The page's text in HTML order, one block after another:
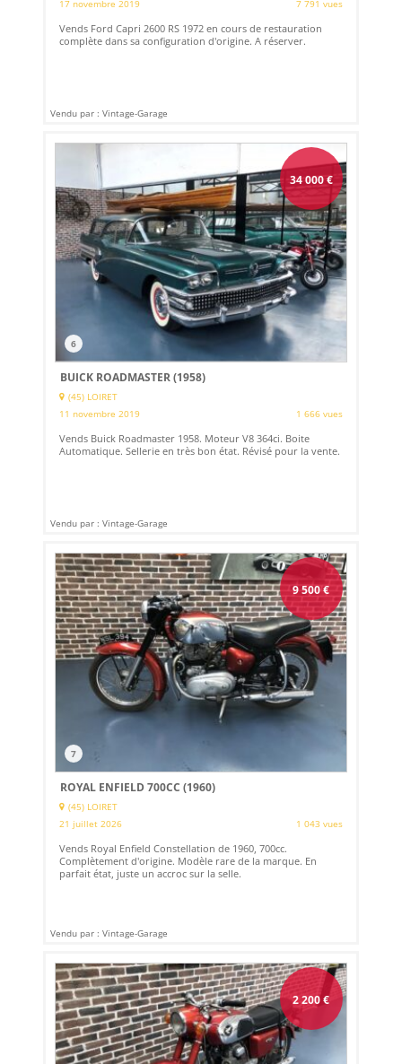
17 novembre 2019 7 791 vues
Vends Ford Capri 2600 RS 1972 en cours de restauration
complète dans sa configuration d'origine. A réserver.
Vendu par : Vintage-Garage
34 000€
6
BUICK ROADMASTER (1958)
(45) LOIRET
11 novembre 2019
1 666 vues
Vends Buick Roadmaster 1958. Moteur V8 364ci. Boite
Automatique. Sellerie en très bon état. Révisé pour la vente.
Vendu par : Vintage-Garage
9 500€
7
ROYAL ENFIELD 700CC (1960)
(45) LOIRET
21 juillet 2026
1 043 vues
Vends Royal Enfield Constellation de 1960, 700cc.
Complètement d'origine. Modèle rare de la marque. En
parfait état, juste un accroc sur la selle.
Vendu par : Vintage-Garage
2 200€